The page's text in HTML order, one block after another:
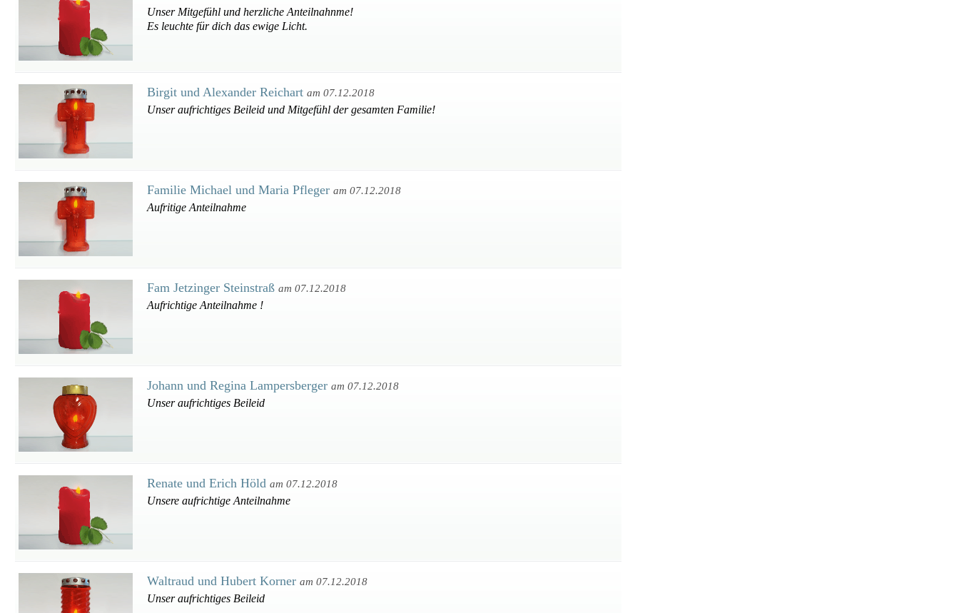
Unser Mitgefühl und herzliche Anteilnahnme!
Es leuchte für dich das ewige Licht.
Birgit und Alexander Reichart am 07.12.2018
Unser aufrichtiges Beileid und Mitgefühl der gesamten Familie!
Familie Michael und Maria Pfleger am 07.12.2018
Aufritige Anteilnahme
Fam Jetzinger Steinstraß am 07.12.2018
Aufrichtige Anteilnahme !
Johann und Regina Lampersberger am 07.12.2018
Unser aufrichtiges Beileid
Renate und Erich Höld am 07.12.2018
Unsere aufrichtige Anteilnahme
Waltraud und Hubert Korner am 07.12.2018
Unser aufrichtiges Beileid